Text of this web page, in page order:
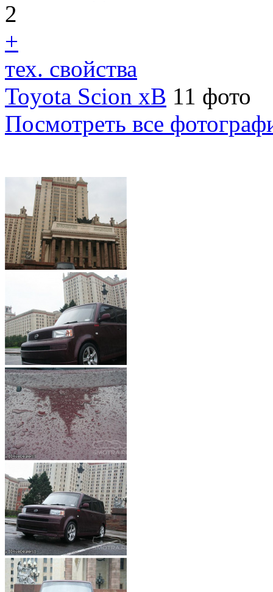
2
+
тех. свойства
Toyota Scion xB 11 фото
Посмотреть все